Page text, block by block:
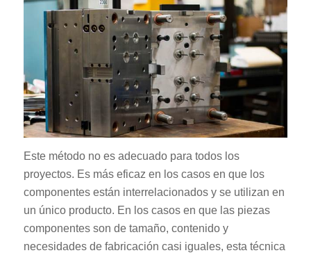
Este método no es adecuado para todos los
proyectos. Es más eficaz en los casos en que los
componentes están interrelacionados y se utilizan en
un único producto. En los casos en que las piezas
componentes son de tamaño, contenido y
necesidades de fabricación casi iguales, esta técnica